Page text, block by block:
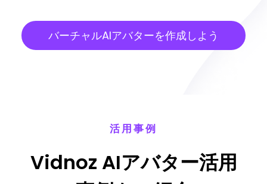
バーチャルAIアバターを作成しよう
活用事例
Vidnoz AIアバター活用